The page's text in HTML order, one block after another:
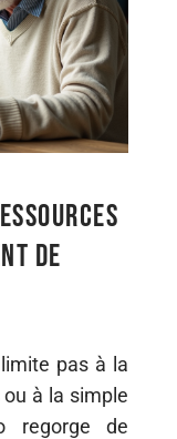
de
pas à la
à la simple
regorge de